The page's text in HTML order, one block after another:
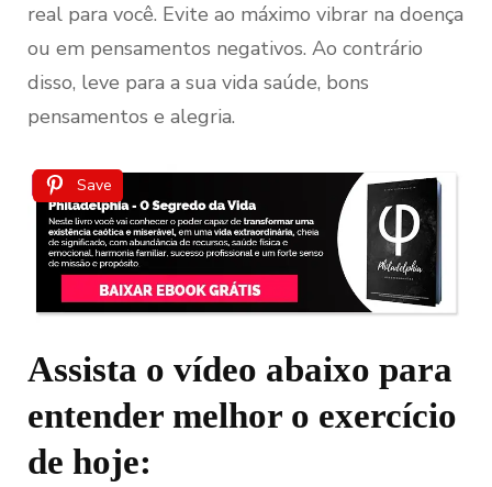
real para você. Evite ao máximo vibrar na doença
ou em pensamentos negativos. Ao contrário
disso, leve para a sua vida saúde, bons
pensamentos e alegria.
Save
Assista o vídeo abaixo para
entender melhor o exercício
de hoje: